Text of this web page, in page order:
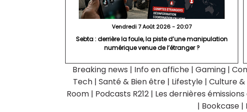
Vendredi 7 Août 2026 - 20:07
Sebta : derrière la foule, la piste d’une manipulation
numérique venue de l’étranger ?
Breaking news | Info en affiche | Gaming |
Tech | Santé & Bien être | Lifestyle | Culture &
Room | Podcasts R212 | Les dernières émissions
| Bookcase |